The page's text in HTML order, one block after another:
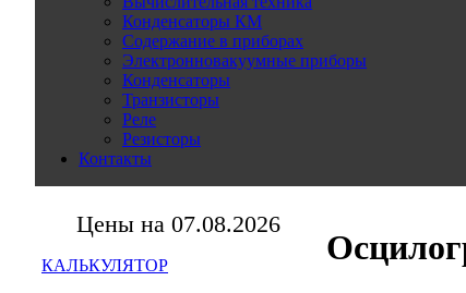
Конденсаторы КМ
Содержание в приборах
Электронновакуумные приборы
Конденсаторы
Транзисторы
Реле
Резисторы
Контакты
Цены на 07.08.2026
КАЛЬКУЛЯТОР